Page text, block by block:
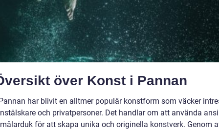
över Konst i Pannan
har blivit en alltmer populär konstform som väcker
och privatpersoner. Det handlar om att använda
för att skapa unika och originella konstverk. Genom